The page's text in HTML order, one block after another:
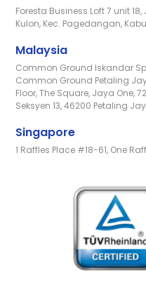
Foresta Business Loft 7 unit
Kulon, Kec. Pagedangan,
Malaysia
Common Ground Iskandar
Common Ground Petaling
Floor, The Square, Jaya One,
Seksyen 13, 46200 Petaling
Singapore
1 Raffles Place #18-61, One